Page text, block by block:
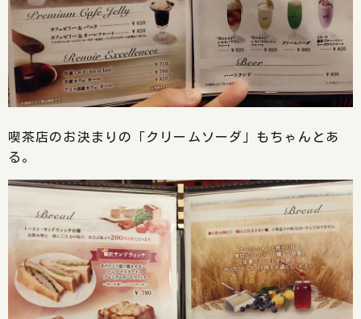
喫茶店のお決まりの「クリームソーダ」もちゃんとあ
る。